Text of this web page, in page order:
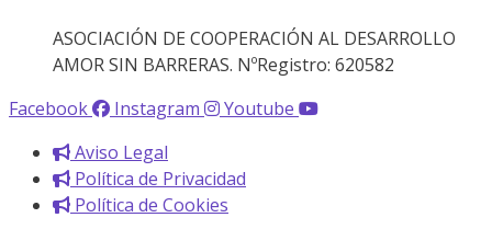
ASOCIACIÓN DE COOPERACIÓN AL DESARROLLO
AMOR SIN BARRERAS. NºRegistro: 620582
Facebook
Instagram
Youtube
Aviso Legal
Política de Privacidad
Política de Cookies